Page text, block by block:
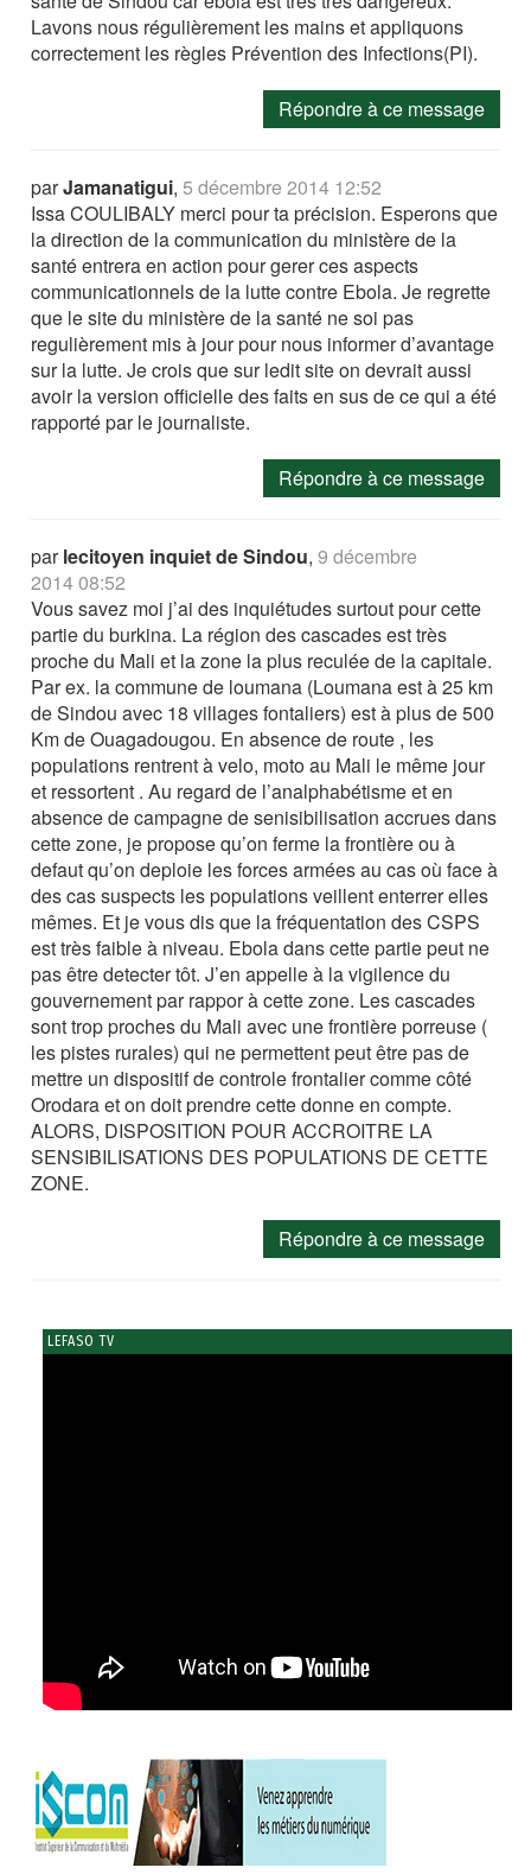
Lavons nous régulièrement les mains et appliquons
correctement les règles Prévention des Infections(PI).
Répondre à ce message
parJamanatigui,5 décembre 2014 12:52
Issa COULIBALY merci pour ta précision. Esperons que
la direction de la communication du ministère de la
santé entrera en action pour gerer ces aspects
communicationnels de la lutte contre Ebola. Je regrette
que le site du ministère de la santé ne soi pas
regulièrement mis à jour pour nous informer d’avantage
sur la lutte. Je crois que sur ledit site on devrait aussi
avoir la version officielle des faits en sus de ce qui a été
rapporté par le journaliste.
Répondre à ce message
parlecitoyen inquiet de Sindou,9 décembre
2014 08:52
Vous savez moi j’ai des inquiétudes surtout pour cette
partie du burkina. La région des cascades est très
proche du Mali et la zone la plus reculée de la capitale.
Par ex. la commune de loumana (Loumana est à 25 km
de Sindou avec 18 villages fontaliers) est à plus de 500
Km de Ouagadougou. En absence de route , les
populations rentrent à velo, moto au Mali le même jour
et ressortent . Au regard de l’analphabétisme et en
absence de campagne de senisibilisation accrues dans
cette zone, je propose qu’on ferme la frontière ou à
defaut qu’on deploie les forces armées au cas où face à
des cas suspects les populations veillent enterrer elles
mêmes. Et je vous dis que la fréquentation des CSPS
est très faible à niveau. Ebola dans cette partie peut ne
pas être detecter tôt. J’en appelle à la vigilence du
gouvernement par rappor à cette zone. Les cascades
sont trop proches du Mali avec une frontière porreuse (
les pistes rurales) qui ne permettent peut être pas de
mettre un dispositif de controle frontalier comme côté
Orodara et on doit prendre cette donne en compte.
ALORS, DISPOSITION POUR ACCROITRE LA
SENSIBILISATIONS DES POPULATIONS DE CETTE
ZONE.
Répondre à ce message
LEFASO TV